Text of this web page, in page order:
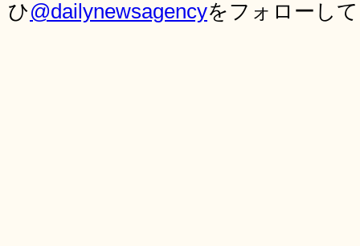
ひ@dailynewsagencyをフォローし